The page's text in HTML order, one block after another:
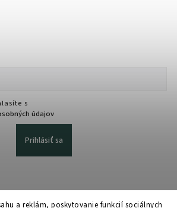
a reklám, poskytovanie funkcií sociálnych
s
údajov
Prihlásiť sa